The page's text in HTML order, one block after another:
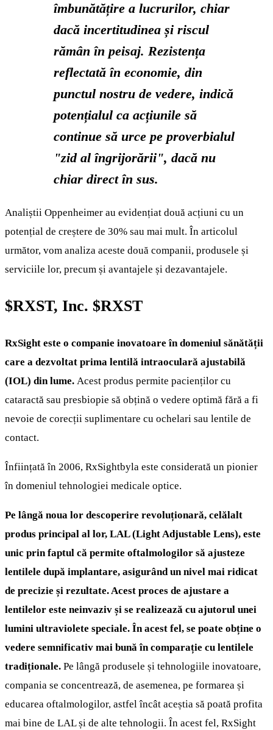
îmbunătățire a lucrurilor, chiar
dacă incertitudinea și riscul
rămân în peisaj. Rezistența
reflectată în economie, din
punctul nostru de vedere, indică
potențialul ca acțiunile să
continue să urce pe proverbialul
"zid al îngrijorării", dacă nu
chiar direct în sus.
Analiștii Oppenheimer au evidențiat două acțiuni cu un
potențial de creștere de 30% sau mai mult. În articolul
următor, vom analiza aceste două companii, produsele și
serviciile lor, precum și avantajele și dezavantajele.
$RXST, Inc. $RXST
RxSight este o companie inovatoare în domeniul sănătății
care a dezvoltat prima lentilă intraoculară ajustabilă
(IOL) din lume. Acest produs permite pacienților cu
cataractă sau presbiopie să obțină o vedere optimă fără a fi
nevoie de corecții suplimentare cu ochelari sau lentile de
contact.
Înființată în 2006, RxSightbyla este considerată un pionier
în domeniul tehnologiei medicale optice.
Pe lângă noua lor descoperire revoluționară, celălalt
produs principal al lor, LAL (Light Adjustable Lens), este
unic prin faptul că permite oftalmologilor să ajusteze
lentilele după implantare, asigurând un nivel mai ridicat
de precizie și rezultate. Acest proces de ajustare a
lentilelor este neinvaziv și se realizează cu ajutorul unei
lumini ultraviolete speciale. În acest fel, se poate obține o
vedere semnificativ mai bună în comparație cu lentilele
tradiționale. Pe lângă produsele și tehnologiile inovatoare,
compania se concentrează, de asemenea, pe formarea și
educarea oftalmologilor, astfel încât aceștia să poată profita
mai bine de LAL și de alte tehnologii. În acest fel, RxSight